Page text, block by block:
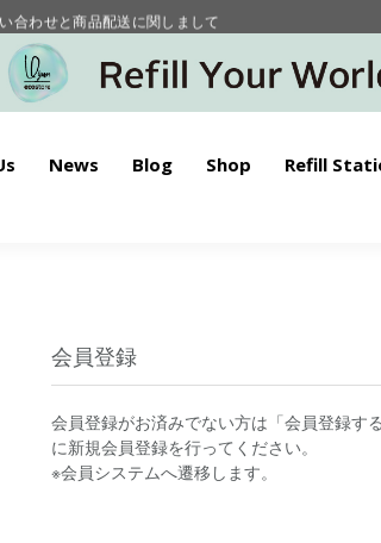
合わせと商品配送に関しまして
！ “月のポイントアップデー”
News Blog Shop Refill
会員登録
会員登録がお済みでない方は「会員登録す
に新規会員登録を行ってください。
※会員システムへ遷移します。